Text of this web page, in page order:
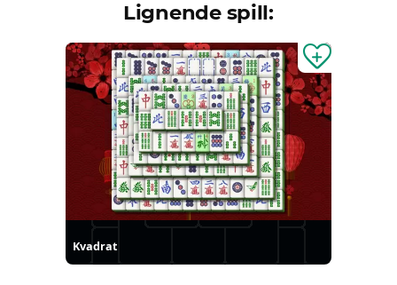
Lignende spill:
Kvadrat